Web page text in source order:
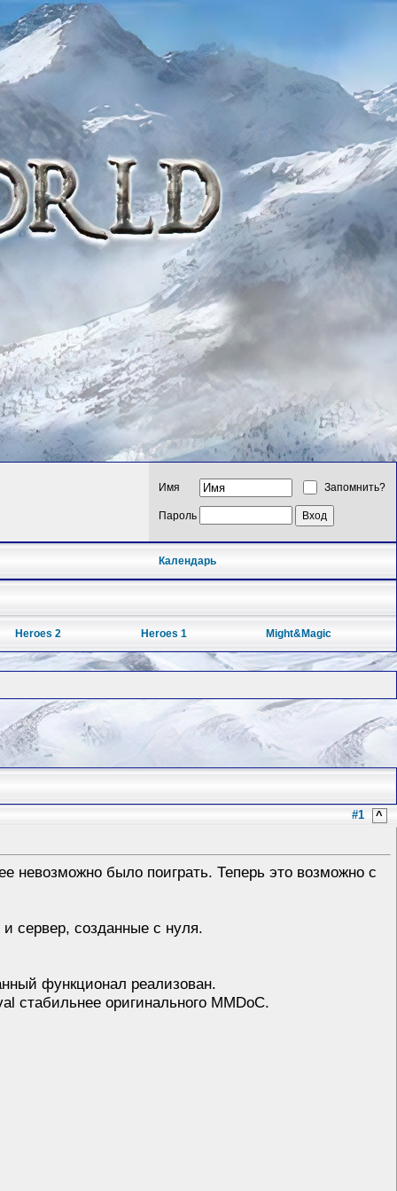
Имя Запомнить?
Пароль
Календарь
Heroes 2 Heroes 1 Might&Magic
#1 ^
невозможно было поиграть. Теперь это возможно с
сервер, созданные с нуля.
функционал реализован.
стабильнее оригинального MMDoC.